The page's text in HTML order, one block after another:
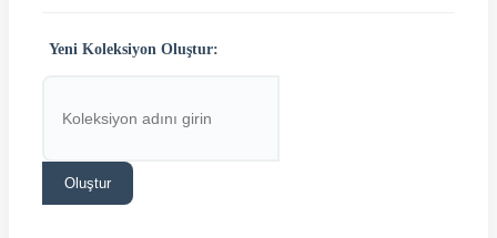
Yeni Koleksiyon Oluştur:
Oluştur